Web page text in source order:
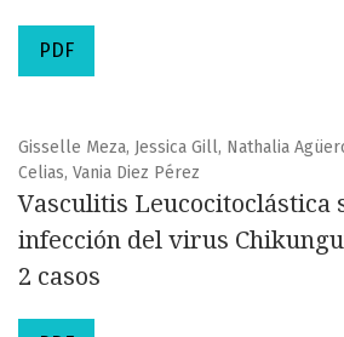
PDF
Gisselle Meza, Jessica Gill, Nathalia
Celias, Vania Diez Pérez
Vasculitis Leucocitoclástica
infección del virus
2 casos